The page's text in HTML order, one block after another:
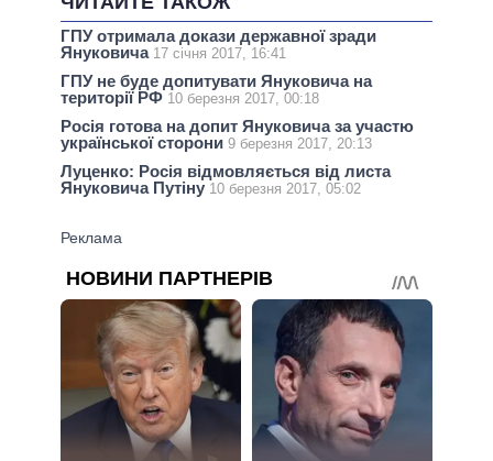
ГПУ отримала докази державної зради
Януковича 17 січня 2017, 16:41
ГПУ не буде допитувати Януковича на
території РФ 10 березня 2017, 00:18
Росія готова на допит Януковича за участю
української сторони 9 березня 2017, 20:13
Луценко: Росія відмовляється від листа
Януковича Путіну 10 березня 2017, 05:02